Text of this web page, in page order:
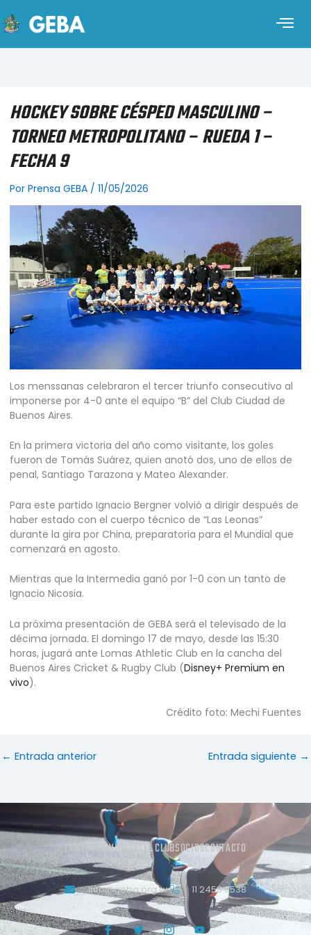
HOCKEY SOBRE CÉSPED MASCULINO –
TORNEO METROPOLITANO – RUEDA 1 –
FECHA 9
Por Prensa GEBA / 11/05/2026
Los menssanas celebraron el tercer triunfo consecutivo al
imponerse por 4-0 ante el equipo “B” del Club Ciudad de
Buenos Aires.
En la primera victoria del año como visitante, los goles
fueron de Tomás Suárez, quien anotó dos, uno de ellos de
penal, Santiago Tarazona y Mateo Alexander.
Para este partido Ignacio Bergner volvió a dirigir después de
haber estado con el cuerpo técnico de “Las Leonas”
durante la gira por China, preparatoria para el Mundial que
comenzará en agosto.
Mientras que la Intermedia ganó por 1-0 con un tanto de
Ignacio Nicosia.
La próxima presentación de GEBA será el televisado de la
décima jornada. El domingo 17 de mayo, desde las 15:30
horas, jugará ante Lomas Athletic Club en la cancha del
Buenos Aires Cricket & Rugby Club (Disney+ Premium en
vivo).
Crédito foto: Mechi Fuentes
← Entrada anterior Entrada siguiente →
INICIOACTIVIDADES EL CLUBSOCIOSCONTACTO
info@geba.org.ar 11 2458.3538
J T J Y